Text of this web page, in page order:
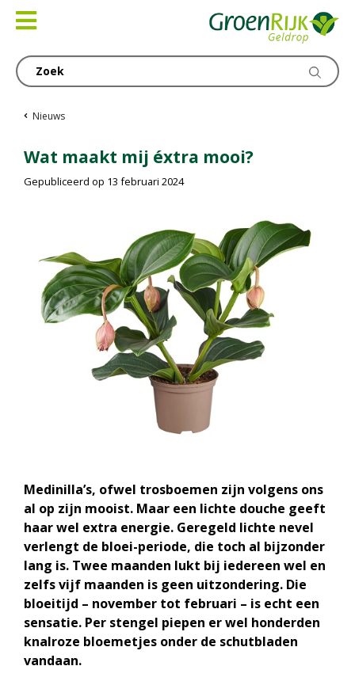
naar
Nieuws
Wat maakt mij éxtra mooi?
Gepubliceerd op 13 februari 2024
Medinilla’s, ofwel trosboemen zijn volgens ons
al op zijn mooist. Maar een lichte douche geeft
haar wel extra energie. Geregeld lichte nevel
verlengt de bloei-periode, die toch al bijzonder
lang is. Twee maanden lukt bij iedereen wel en
zelfs vijf maanden is geen uitzondering. Die
bloeitijd – november tot februari – is echt een
sensatie. Per stengel piepen er wel honderden
knalroze bloemetjes onder de schutbladen
vandaan.